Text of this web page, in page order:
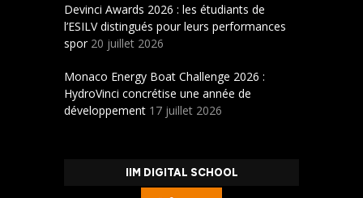
Devinci Awards 2026 : les étudiants de
l’ESILV distingués pour leurs performances
spor 20 juillet 2026
Monaco Energy Boat Challenge 2026 :
HydroVinci concrétise une année de
développement 17 juillet 2026
IIM DIGITAL SCHOOL